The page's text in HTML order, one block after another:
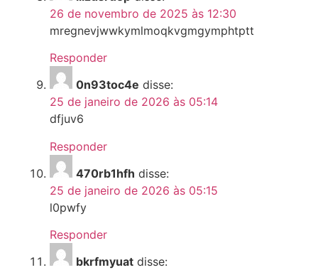
26 de novembro de 2025 às 12:30
mregnevjwwkymlmoqkvgmgymphtptt
Responder
0n93toc4e disse:
25 de janeiro de 2026 às 05:14
dfjuv6
Responder
470rb1hfh disse:
25 de janeiro de 2026 às 05:15
l0pwfy
Responder
bkrfmyuat disse: